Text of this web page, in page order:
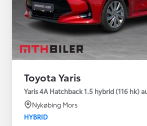
Toyota Yaris
Yaris 4A Hatchback 1.5 hybrid (116 hk)
Nykøbing Mors
HYBRID